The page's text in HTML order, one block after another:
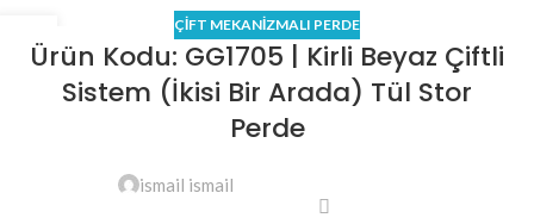
27
MAY
ÇIFT MEKANIZMALI PERDE
Ürün Kodu: GG1705 | Kirli Beyaz Çiftli
Sistem (İkisi Bir Arada) Tül Stor
Perde
ismail ismail